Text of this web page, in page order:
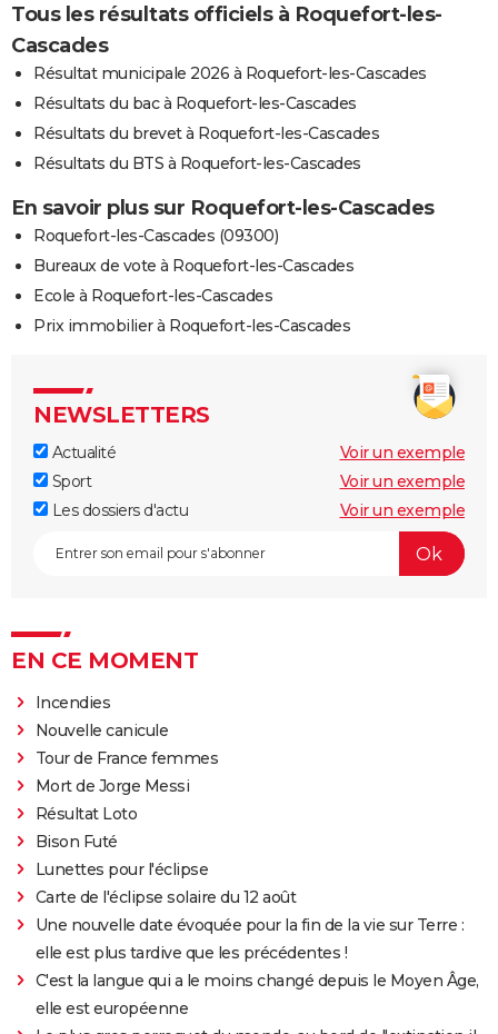
Tous les résultats officiels à Roquefort-les-
Cascades
Résultat municipale 2026 à Roquefort-les-Cascades
Résultats du bac à Roquefort-les-Cascades
Résultats du brevet à Roquefort-les-Cascades
Résultats du BTS à Roquefort-les-Cascades
En savoir plus sur Roquefort-les-Cascades
Roquefort-les-Cascades (09300)
Bureaux de vote à Roquefort-les-Cascades
Ecole à Roquefort-les-Cascades
Prix immobilier à Roquefort-les-Cascades
NEWSLETTERS
Actualité
Voir un exemple
Sport
Voir un exemple
Les dossiers d'actu
Voir un exemple
EN CE MOMENT
Incendies
Nouvelle canicule
Tour de France femmes
Mort de Jorge Messi
Résultat Loto
Bison Futé
Lunettes pour l'éclipse
Carte de l'éclipse solaire du 12 août
Une nouvelle date évoquée pour la fin de la vie sur Terre :
elle est plus tardive que les précédentes !
C'est la langue qui a le moins changé depuis le Moyen Âge,
elle est européenne